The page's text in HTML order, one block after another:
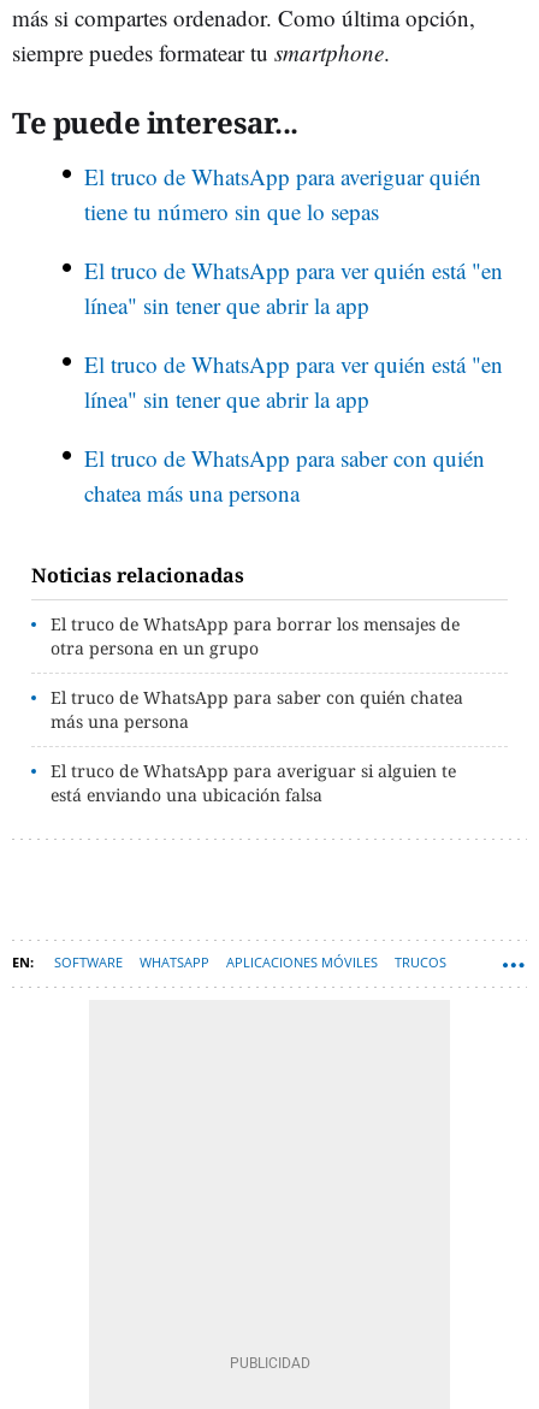
más si compartes ordenador. Como última opción,
siempre puedes formatear tu smartphone.
Te puede interesar...
El truco de WhatsApp para averiguar quién
tiene tu número sin que lo sepas
El truco de WhatsApp para ver quién está "en
línea" sin tener que abrir la app
El truco de WhatsApp para ver quién está "en
línea" sin tener que abrir la app
El truco de WhatsApp para saber con quién
chatea más una persona
Noticias relacionadas
El truco de WhatsApp para borrar los mensajes de
otra persona en un grupo
El truco de WhatsApp para saber con quién chatea
más una persona
El truco de WhatsApp para averiguar si alguien te
está enviando una ubicación falsa
SOFTWARE WHATSAPP APLICACIONES MÓVILES TRUCOS